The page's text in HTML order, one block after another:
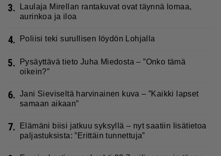
3.
Laulaja Mirellan rantakuvat ovat täynnä lomaa,
aurinkoa ja iloa
4. Poliisi teki surullisen löydön Lohjalla
5.
Pysäyttävä tieto Juha Miedosta – ”Onko tämä
oikein?”
6. Jani Sieviseltä harvinainen kuva – ”Kaikki lapset
samaan aikaan”
7.
Elämäni biisi jatkuu syksyllä – nyt saatiin lisätietoa
paljastuksista: ”Erittäin tunnettuja”